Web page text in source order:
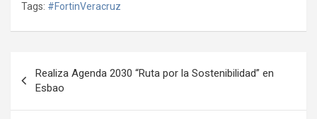
Tags: #FortinVeracruz
de
entradas
Realiza Agenda 2030 “Ruta por la Sostenibilidad” en
Esbao